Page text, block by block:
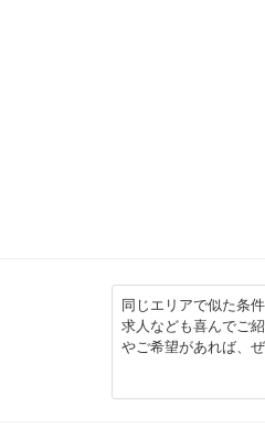
同じエリアで似た条
求人なども喜んでご
やご希望があれば、